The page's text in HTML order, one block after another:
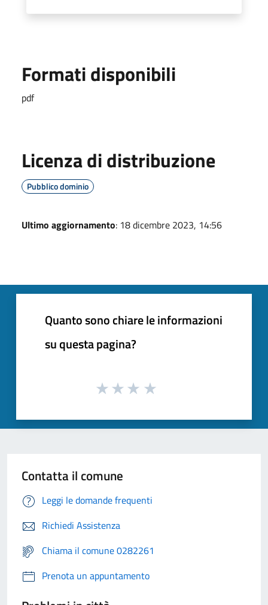
Formati disponibili
pdf
Licenza di distribuzione
Pubblico dominio
Ultimo aggiornamento: 18 dicembre 2023, 14:56
Quanto sono chiare le informazioni
su questa pagina?
Contatta il comune
Leggi le domande frequenti
Richiedi Assistenza
Chiama il comune 0282261
Prenota un appuntamento